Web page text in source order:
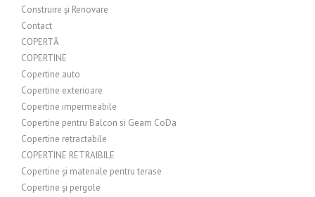
Construire și Renovare
Contact
COPERTĂ
COPERTINE
Copertine auto
Copertine exterioare
Copertine impermeabile
Copertine pentru Balcon si Geam CoDa
Copertine retractabile
COPERTINE RETRAIBILE
Copertine și materiale pentru terase
Copertine și pergole